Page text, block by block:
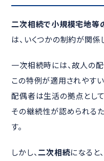
二次相続で小規模宅地等
は、いくつかの制約が関係
一次相続時には、故人の
この特例が適用されやすい
配偶者は生活の拠点とし
その継続性が認められる
す。
しかし、二次相続になると